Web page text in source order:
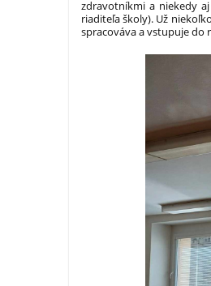
zdravotníkmi a niekedy
riaditeľa školy). Už
spracováva a vstupuje do